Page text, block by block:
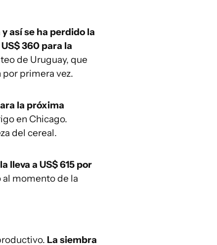
así se ha perdido la
360 para la
de Uruguay, que
por primera vez.
la próxima
en Chicago.
del cereal.
lleva a US$ 615 por
momento de la
La siembra